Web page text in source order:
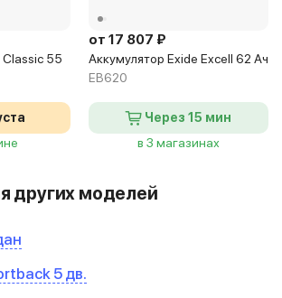
Classic 55
от 17 807 ₽
Аккумулятор Exide Excell 62 Ач
EB620
Через 15 мин
в 3 магазинах
других моделей
5 дв.